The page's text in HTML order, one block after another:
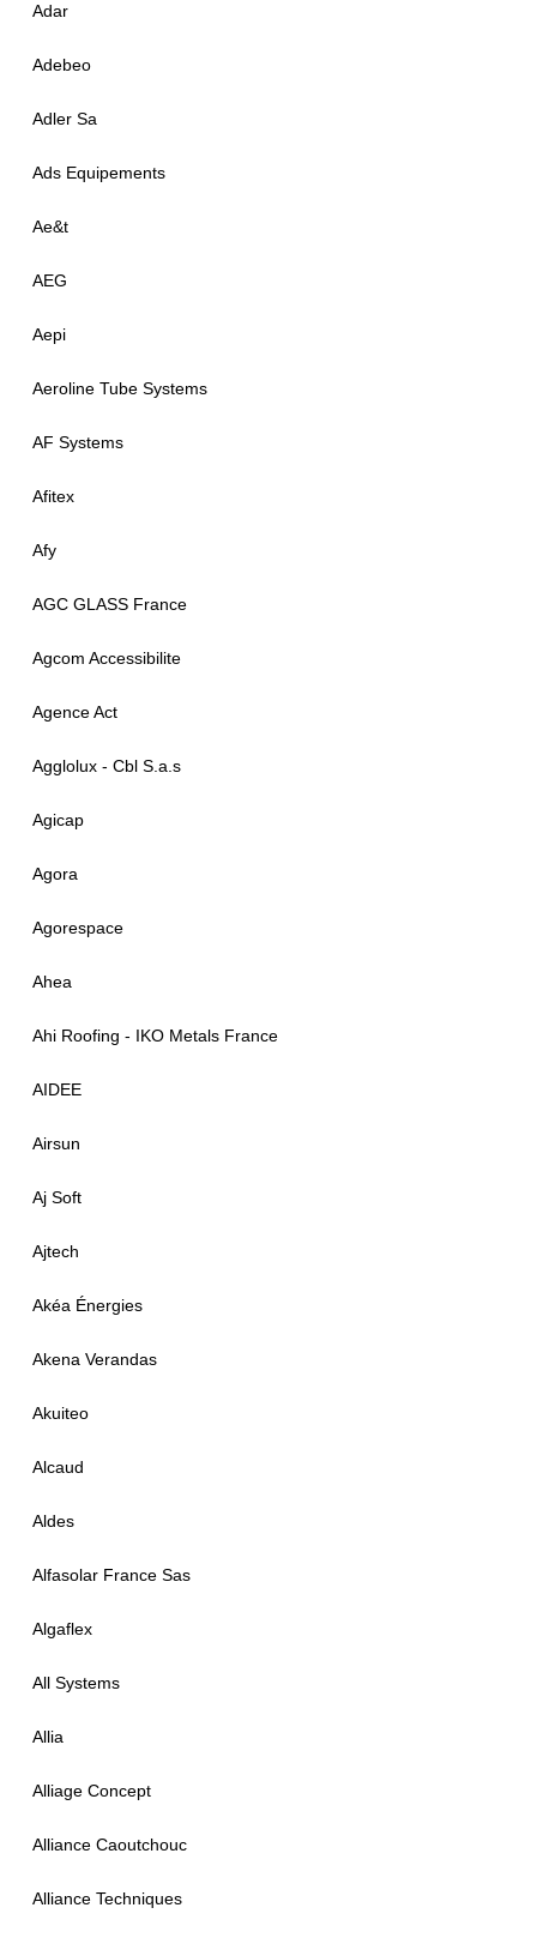
Adar
Adebeo
Adler Sa
Ads Equipements
Ae&t
AEG
Aepi
Aeroline Tube Systems
AF Systems
Afitex
Afy
AGC GLASS France
Agcom Accessibilite
Agence Act
Agglolux - Cbl S.a.s
Agicap
Agora
Agorespace
Ahea
Ahi Roofing - IKO Metals France
AIDEE
Airsun
Aj Soft
Ajtech
Akéa Énergies
Akena Verandas
Akuiteo
Alcaud
Aldes
Alfasolar France Sas
Algaflex
All Systems
Allia
Alliage Concept
Alliance Caoutchouc
Alliance Techniques